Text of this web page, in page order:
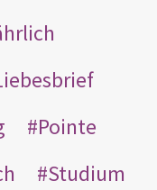
Pointe
Studium